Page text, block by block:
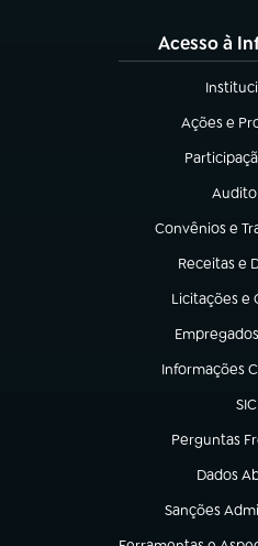
Acesso à
(abre
Ações e
(abre em
(abre em
(abre
Convênios e
(abre em nova
Receitas e
(abre em
Licitações e
(abre em
(abre em
Informações
(abre em
SIC
Perguntas
(abre em
Dados
(abre em
Sanções
(abre em